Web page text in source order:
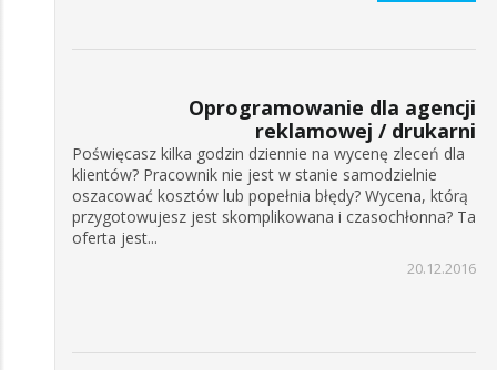
Oprogramowanie dla agencji
reklamowej / drukarni
Poświęcasz kilka godzin dziennie na wycenę zleceń dla
klientów? Pracownik nie jest w stanie samodzielnie
oszacować kosztów lub popełnia błędy? Wycena, którą
przygotowujesz jest skomplikowana i czasochłonna? Ta
oferta jest...
20.12.2016